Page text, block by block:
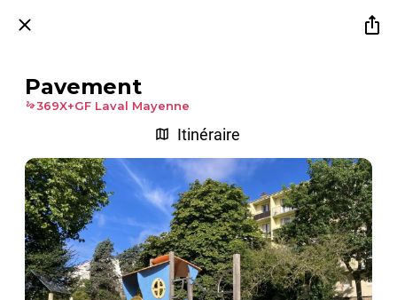
Pavement
369X+GF Laval Mayenne
Itinéraire